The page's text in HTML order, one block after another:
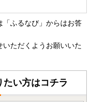
ふるなび」からはお答
ただくようお願いいた
い方はコチラ